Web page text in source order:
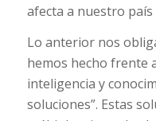
afecta a nuestro país
Lo anterior nos
hemos hecho frente
inteligencia y
soluciones”. Estas